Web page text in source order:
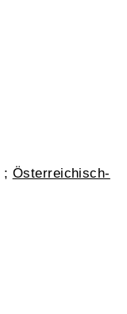
; Österreichisch-